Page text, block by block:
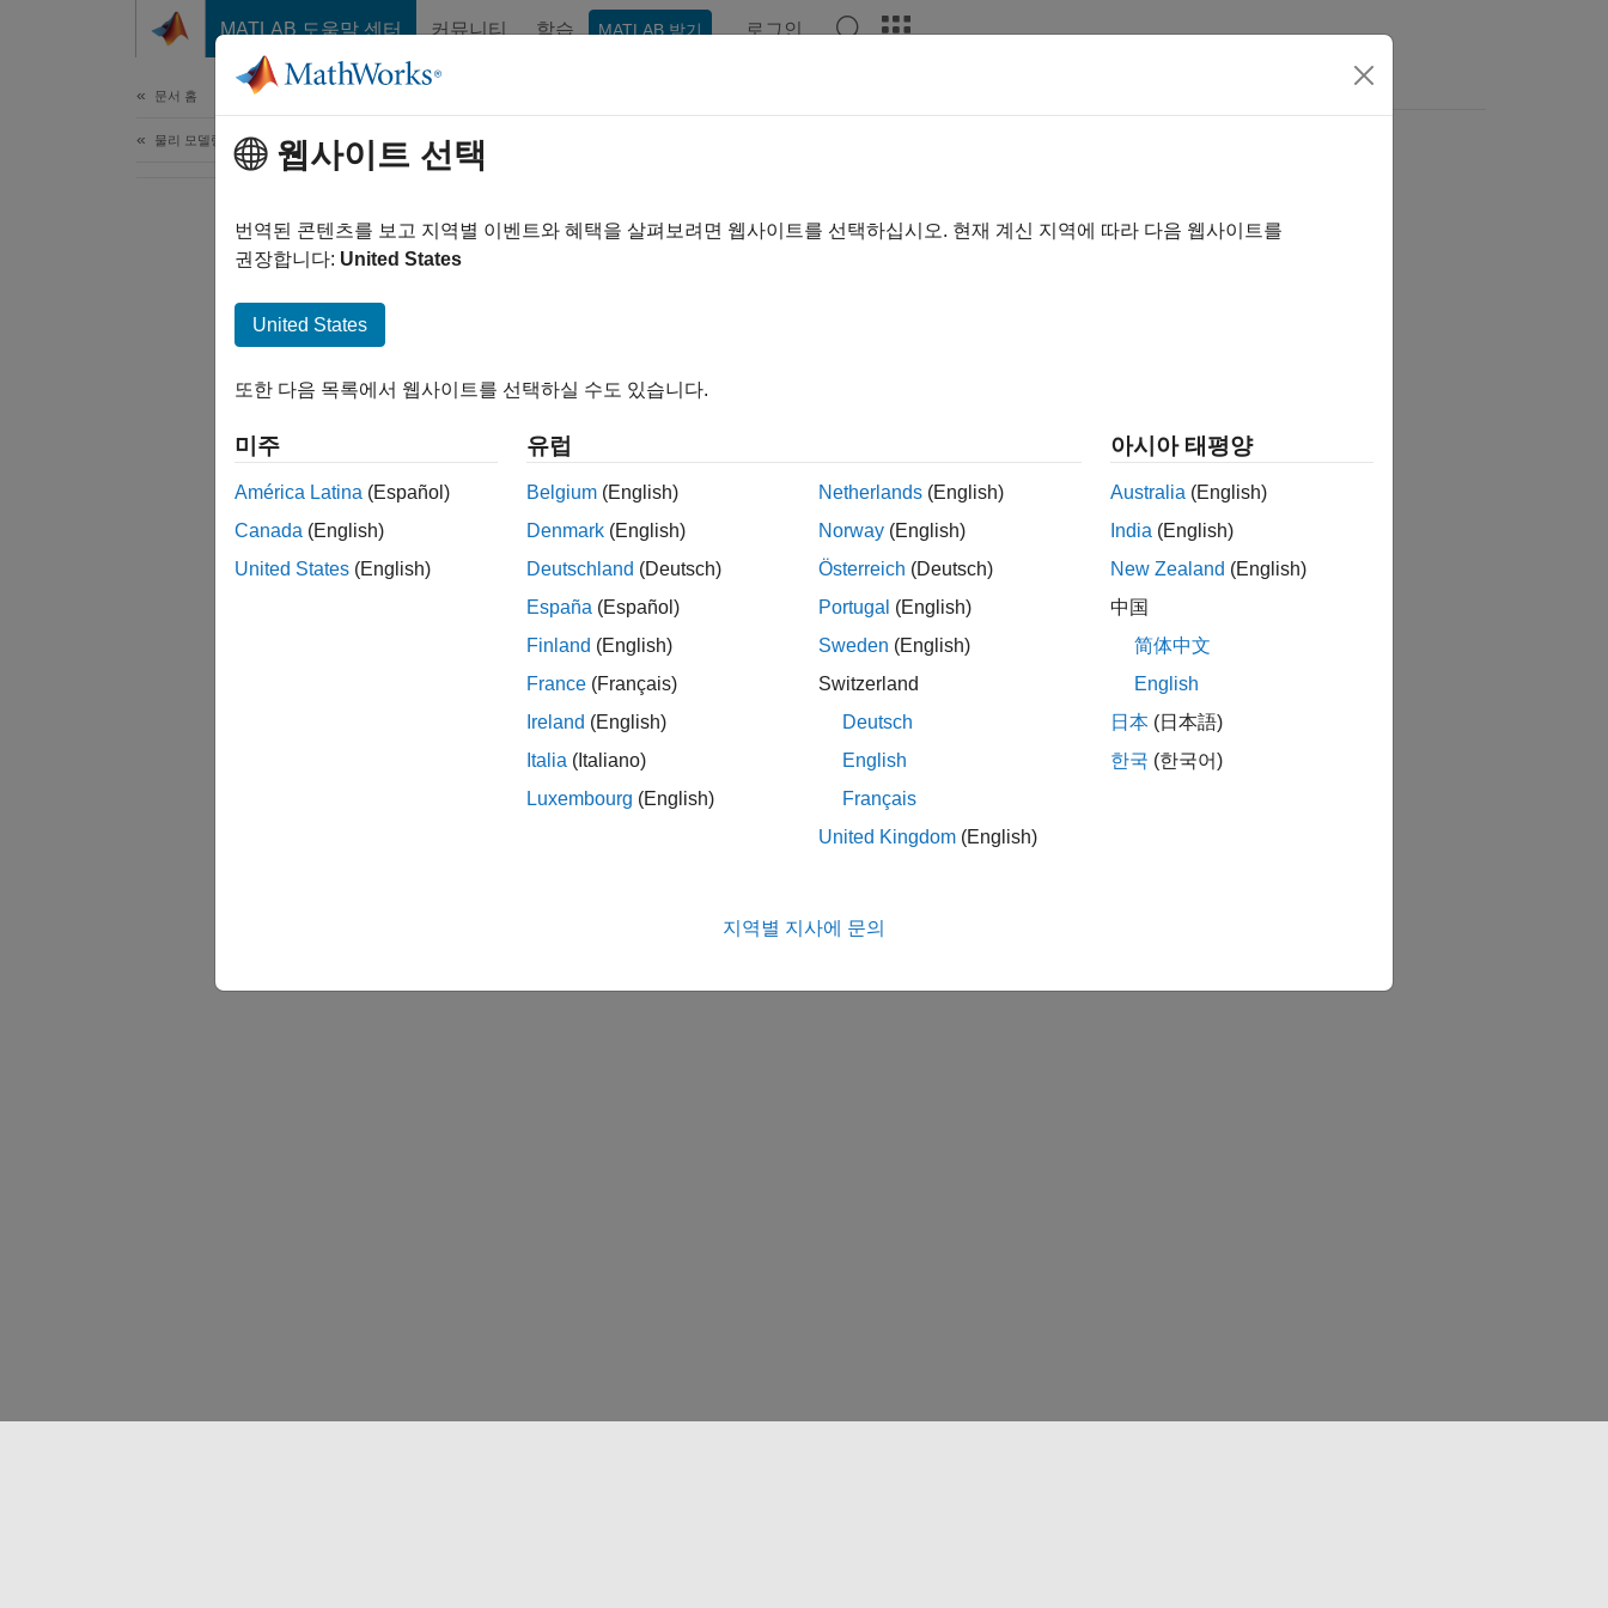
MATLAB 도움말 센터 커뮤니티 학습 MATLAB 받기 로그인
문서 홈
물리 모델링
이 페이지가 얼마나 도움이 되었습니까?
웹사이트 선택
번역된 콘텐츠를 보고 지역별 이벤트와 혜택을 살펴보려면 웹사이트를 선택하십시오. 현재 계신 지역에 따라 다음 웹사이트를
권장합니다: United States
United States
또한 다음 목록에서 웹사이트를 선택하실 수도 있습니다.
미주
América Latina (Español)
Canada (English)
United States (English)
유럽
Belgium (English)
Denmark (English)
Deutschland (Deutsch)
España (Español)
Finland (English)
France (Français)
Ireland (English)
Italia (Italiano)
Luxembourg (English)
Netherlands (English)
Norway (English)
Österreich (Deutsch)
Portugal (English)
Sweden (English)
Switzerland
Deutsch
English
Français
United Kingdom (English)
아시아 태평양
Australia (English)
India (English)
New Zealand (English)
中国
简体中文
English
日本 (日本語)
한국 (한국어)
지역별 지사에 문의